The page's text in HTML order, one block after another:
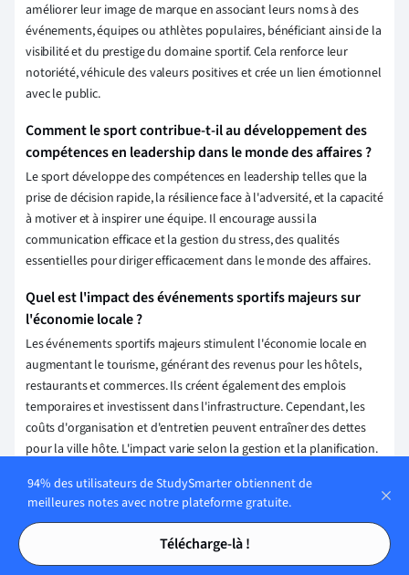
Tables des matières
Tables des matières
améliorer leur image de marque en associant leurs noms à des
événements, équipes ou athlètes populaires, bénéficiant ainsi de la
visibilité et du prestige du domaine sportif. Cela renforce leur
notoriété, véhicule des valeurs positives et crée un lien émotionnel
avec le public.
Comment le sport contribue-t-il au développement des
compétences en leadership dans le monde des affaires ?
Le sport développe des compétences en leadership telles que la
prise de décision rapide, la résilience face à l'adversité, et la capacité
à motiver et à inspirer une équipe. Il encourage aussi la
communication efficace et la gestion du stress, des qualités
essentielles pour diriger efficacement dans le monde des affaires.
Quel est l'impact des événements sportifs majeurs sur
l'économie locale ?
Les événements sportifs majeurs stimulent l'économie locale en
augmentant le tourisme, générant des revenus pour les hôtels,
restaurants et commerces. Ils créent également des emplois
temporaires et investissent dans l'infrastructure. Cependant, les
coûts d'organisation et d'entretien peuvent entraîner des dettes
pour la ville hôte. L'impact varie selon la gestion et la planification.
Quelles sont les opportunités de carrière dans le secteur
du management sportif ?
Les opportunités de carrière dans le management sportif incluent
des postes tels que gestionnaire d'équipe, directeur de club,
94% des utilisateurs de StudySmarter obtiennent de
meilleures notes avec notre plateforme gratuite.
Télécharge-là !